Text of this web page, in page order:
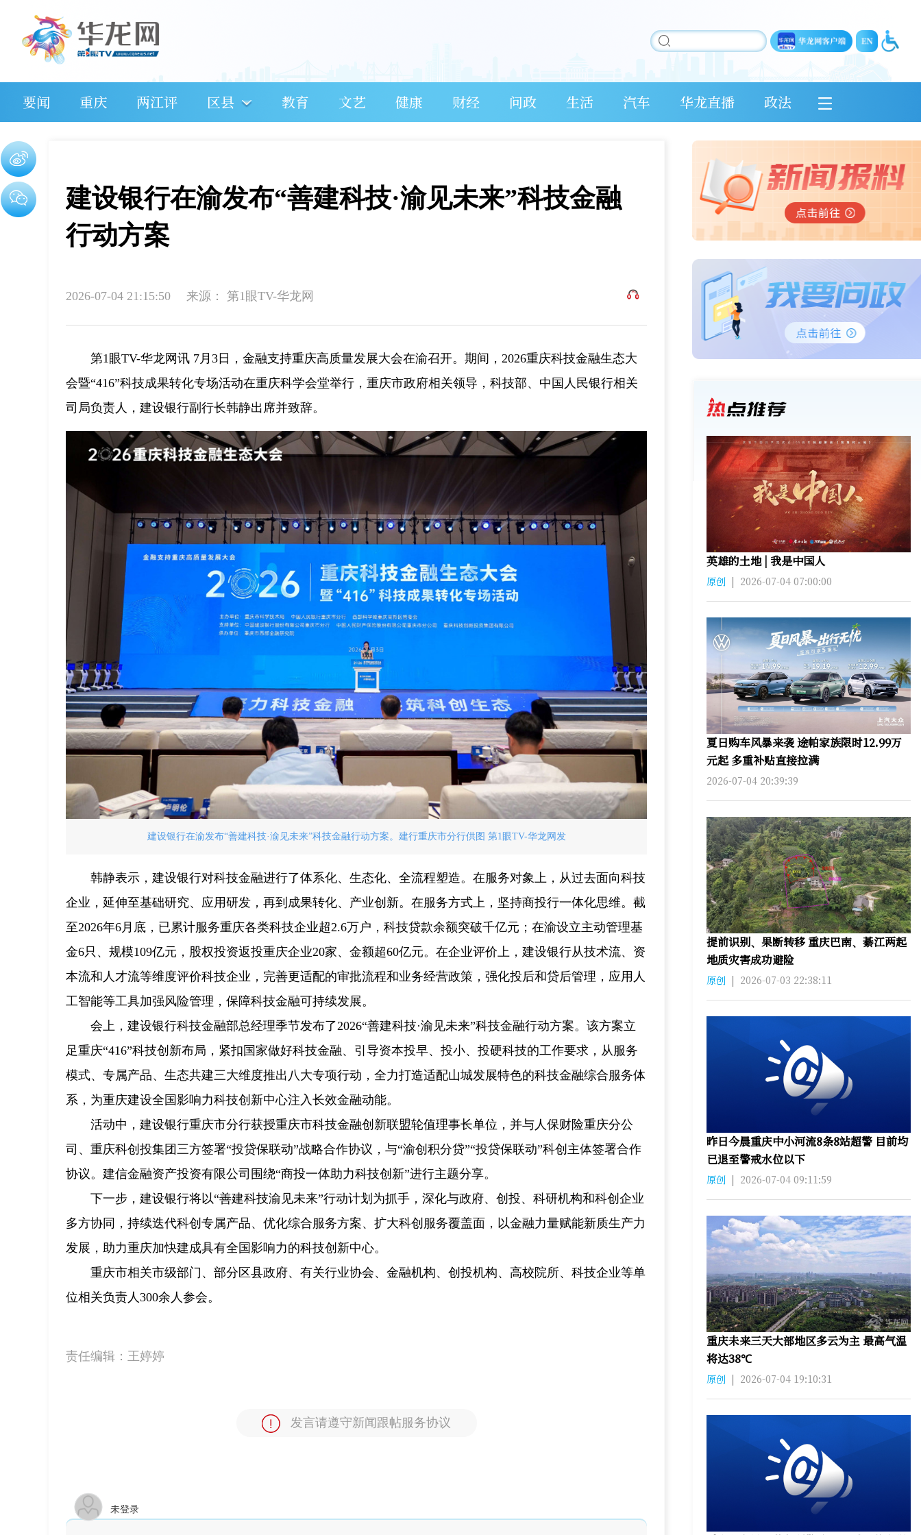
要闻 重庆 两江评 区县 教育 文艺 健康 财经 问政 生活 汽车 华龙直播 政法
建设银行在渝发布“善建科技·渝见未来”科技金融
行动方案
2026-07-04 21:15:50 来源： 第1眼TV-华龙网
第1眼TV-华龙网讯 7月3日，金融支持重庆高质量发展大会在渝召开。期间，2026重庆科技金融生态大
会暨“416”科技成果转化专场活动在重庆科学会堂举行，重庆市政府相关领导，科技部、中国人民银行相关
司局负责人，建设银行副行长韩静出席并致辞。
建设银行在渝发布“善建科技·渝见未来”科技金融行动方案。建行重庆市分行供图 第1眼TV-华龙网发
韩静表示，建设银行对科技金融进行了体系化、生态化、全流程塑造。在服务对象上，从过去面向科技
企业，延伸至基础研究、应用研发，再到成果转化、产业创新。在服务方式上，坚持商投行一体化思维。截
至2026年6月底，已累计服务重庆各类科技企业超2.6万户，科技贷款余额突破千亿元；在渝设立主动管理基
金6只、规模109亿元，股权投资返投重庆企业20家、金额超60亿元。在企业评价上，建设银行从技术流、资
本流和人才流等维度评价科技企业，完善更适配的审批流程和业务经营政策，强化投后和贷后管理，应用人
工智能等工具加强风险管理，保障科技金融可持续发展。
会上，建设银行科技金融部总经理季节发布了2026“善建科技·渝见未来”科技金融行动方案。该方案立
足重庆“416”科技创新布局，紧扣国家做好科技金融、引导资本投早、投小、投硬科技的工作要求，从服务
模式、专属产品、生态共建三大维度推出八大专项行动，全力打造适配山城发展特色的科技金融综合服务体
系，为重庆建设全国影响力科技创新中心注入长效金融动能。
活动中，建设银行重庆市分行获授重庆市科技金融创新联盟轮值理事长单位，并与人保财险重庆分公
司、重庆科创投集团三方签署“投贷保联动”战略合作协议，与“渝创积分贷”“投贷保联动”科创主体签署合作
协议。建信金融资产投资有限公司围绕“商投一体助力科技创新”进行主题分享。
下一步，建设银行将以“善建科技渝见未来”行动计划为抓手，深化与政府、创投、科研机构和科创企业
多方协同，持续迭代科创专属产品、优化综合服务方案、扩大科创服务覆盖面，以金融力量赋能新质生产力
发展，助力重庆加快建成具有全国影响力的科技创新中心。
重庆市相关市级部门、部分区县政府、有关行业协会、金融机构、创投机构、高校院所、科技企业等单
位相关负责人300余人参会。
责任编辑： 王婷婷
发言请遵守新闻跟帖服务协议
未登录
英雄的土地 | 我是中国人
原创 | 2026-07-04 07:00:00
夏日购车风暴来袭 途帕家族限时12.99万
元起 多重补贴直接拉满
2026-07-04 20:39:39
提前识别、果断转移 重庆巴南、綦江两起
地质灾害成功避险
原创 | 2026-07-03 22:38:11
昨日今晨重庆中小河流8条8站超警 目前均
已退至警戒水位以下
原创 | 2026-07-04 09:11:59
重庆未来三天大部地区多云为主 最高气温
将达38℃
原创 | 2026-07-04 19:10:31